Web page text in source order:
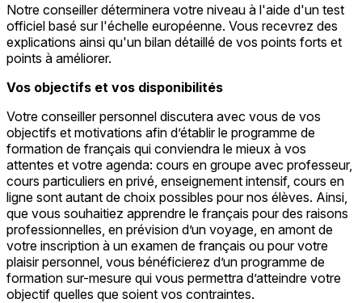
Notre conseiller déterminera votre niveau à l'aide d'un test
officiel basé sur l'échelle européenne. Vous recevrez des
explications ainsi qu'un bilan détaillé de vos points forts et
points à améliorer.
Vos objectifs et vos disponibilités
Votre conseiller personnel discutera avec vous de vos
objectifs et motivations afin d’établir le programme de
formation de français qui conviendra le mieux à vos
attentes et votre agenda: cours en groupe avec professeur,
cours particuliers en privé, enseignement intensif, cours en
ligne sont autant de choix possibles pour nos élèves. Ainsi,
que vous souhaitiez apprendre le français pour des raisons
professionnelles, en prévision d’un voyage, en amont de
votre inscription à un examen de français ou pour votre
plaisir personnel, vous bénéficierez d’un programme de
formation sur-mesure qui vous permettra d’atteindre votre
objectif quelles que soient vos contraintes.